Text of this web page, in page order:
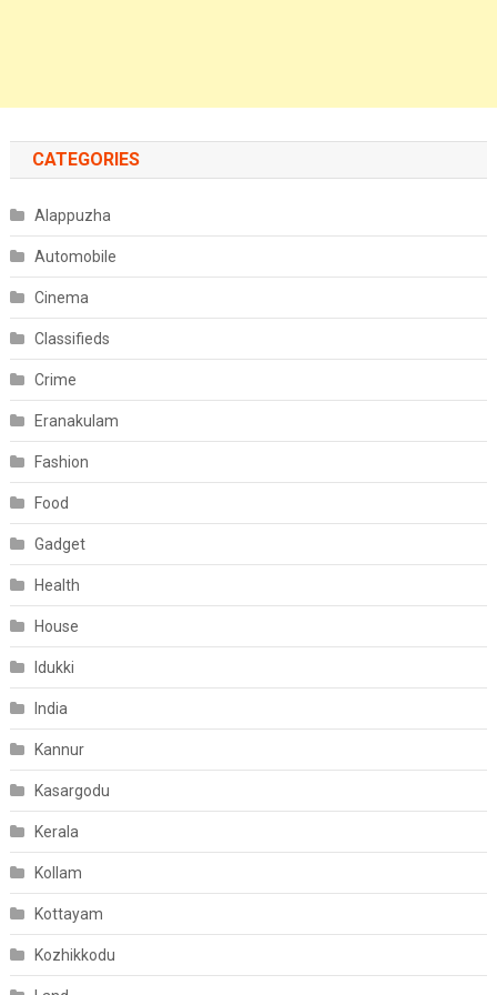
CATEGORIES
Alappuzha
Automobile
Cinema
Classifieds
Crime
Eranakulam
Fashion
Food
Gadget
Health
House
Idukki
India
Kannur
Kasargodu
Kerala
Kollam
Kottayam
Kozhikkodu